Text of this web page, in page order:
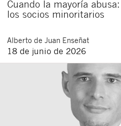
Cuando la mayoría
los socios minoritarios
Alberto de Juan Enseñat
18 de junio de 2026